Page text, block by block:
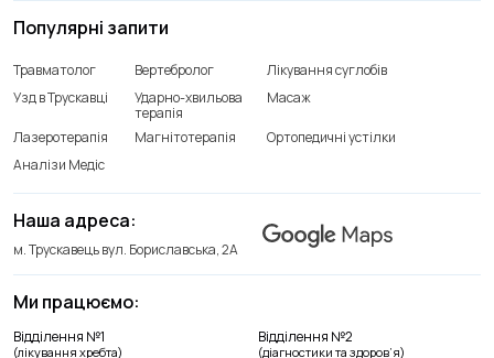
Ми працюємо:
Відділення №1
(лікування хребта)
Відділення №2
(діагностики та здоров’я)
Наша адреса:
м. Трускавець вул. Бориславська, 2А
Популярні запити
Травматолог Вертебролог
Лікування суглобів
Узд в Трускавці
Ударно-хвильова
терапія
Масаж
Лазеротерапія Магнітотерапія
Ортопедичні устілки
Аналізи Медіс
+38(066) 209 52 46